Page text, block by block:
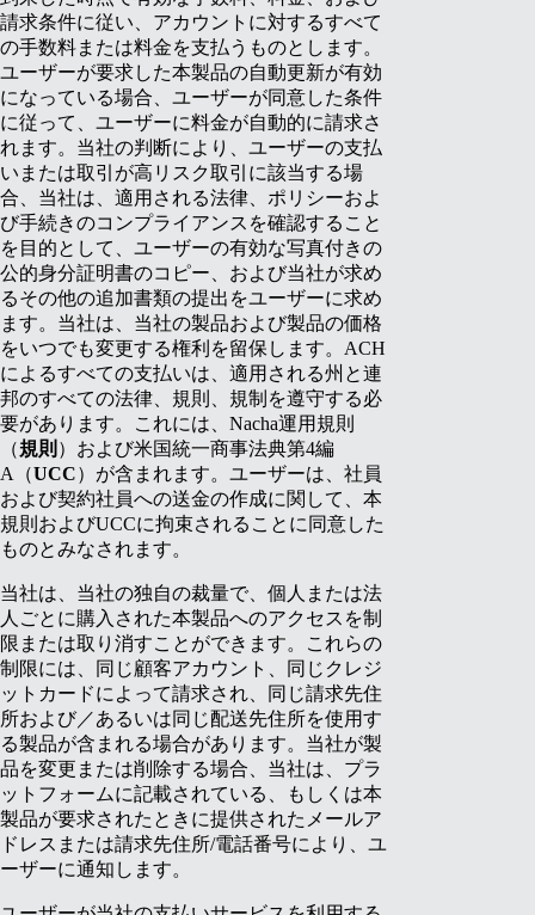
請求条件に従い、アカウントに対するすべて
の手数料または料金を支払うものとします。
ユーザーが要求した本製品の自動更新が有効
になっている場合、ユーザーが同意した条件
に従って、ユーザーに料金が自動的に請求さ
れます。当社の判断により、ユーザーの支払
いまたは取引が高リスク取引に該当する場
合、当社は、適用される法律、ポリシーおよ
び手続きのコンプライアンスを確認すること
を目的として、ユーザーの有効な写真付きの
公的身分証明書のコピー、および当社が求め
るその他の追加書類の提出をユーザーに求め
ます。当社は、当社の製品および製品の価格
をいつでも変更する権利を留保します。 ACH
によるすべての支払いは、適用される州と連
邦のすべての法律、規則、規制を遵守する必
要があります。これには、Nacha運用規則
（規則 ）および米国統一商事法典第4編
A（UCC）が含まれます。ユーザーは、社員
および契約社員への送金の作成に関して、本
規則およびUCCに拘束されることに同意した
ものとみなされます。
当社は、当社の独自の裁量で、個人または法
人ごとに購入された本製品へのアクセスを制
限または取り消すことができます。これらの
制限には、同じ顧客アカウント、同じクレジ
ットカードによって請求され、同じ請求先住
所および／あるいは同じ配送先住所を使用す
る製品が含まれる場合があります。当社が製
品を変更または削除する場合、当社は、プラ
ットフォームに記載されている、もしくは本
製品が要求されたときに提供されたメールア
ドレスまたは請求先住所/電話番号により、ユ
ーザーに通知します。